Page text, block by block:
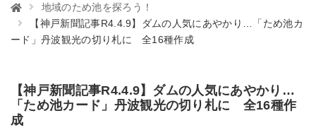
地域のため池を探ろう！
【神戸新聞記事R4.4.9】ダムの人気にあやかり…「ため池カ
ード」丹波観光の切り札に 全16種作成
【神戸新聞記事R4.4.9】ダムの人気にあやかり…
「ため池カード」丹波観光の切り札に 全16種作
成